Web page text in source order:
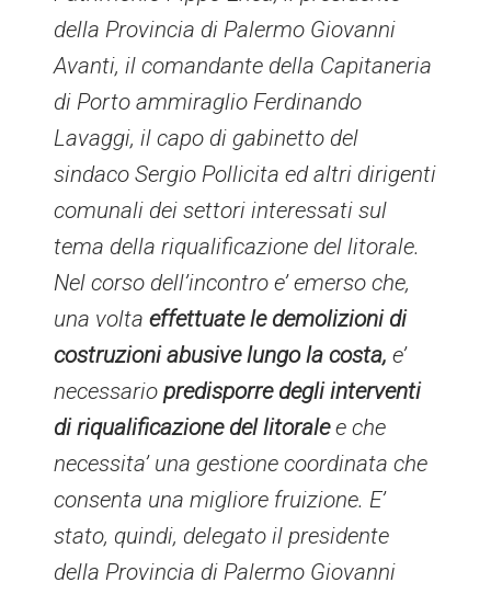
della Provincia di Palermo Giovanni
Avanti, il comandante della Capitaneria
di Porto ammiraglio Ferdinando
Lavaggi, il capo di gabinetto del
sindaco Sergio Pollicita ed altri dirigenti
comunali dei settori interessati sul
tema della riqualificazione del litorale.
Nel corso dell’incontro e’ emerso che,
una voltaeffettuate le demolizioni di
costruzioni abusive lungo la costa, e’
necessariopredisporre degli interventi
di riqualificazione del litoralee che
necessita’ una gestione coordinata che
consenta una migliore fruizione. E’
stato, quindi, delegato il presidente
della Provincia di Palermo Giovanni